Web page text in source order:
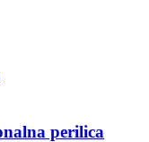
perilica